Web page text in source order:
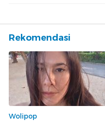
Rekomendasi
Wolipop